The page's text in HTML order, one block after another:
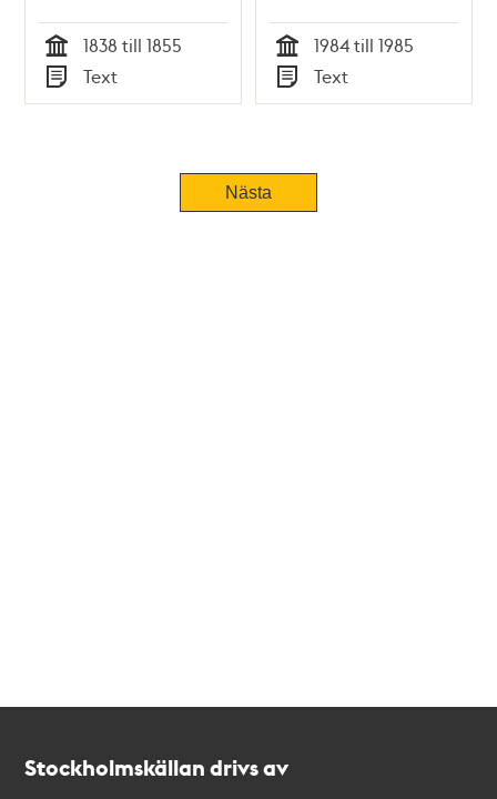
Tid
1838 till 1855
Typ
Text Tid
1984 till 1985
Typ
Text
Nästa
Stockholmskällan drivs av